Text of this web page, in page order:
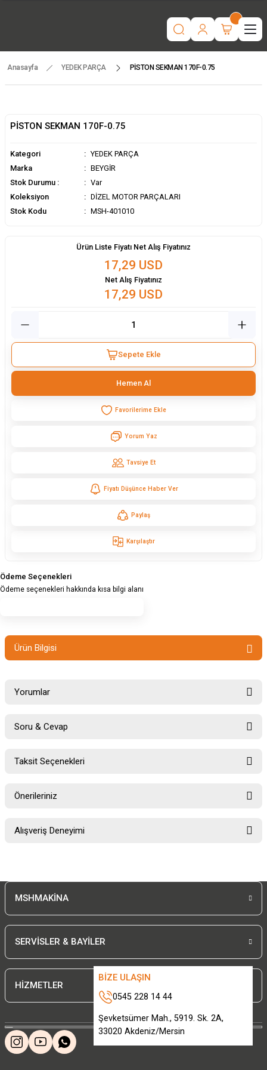
geneli hızlı teslimat.”
İşcinin nefesi , Makinanın Kuvveti ! MSH MAKİNA
Beygir 3+1 Çapa Makinası ile artık yorulmak yok !
Tüm yedek parçalarda ithalat fiyatları, fırsatlardan yararlanmak için
temsilcinizle iletişime geçin!
Anasayfa YEDEK PARÇA PİSTON SEKMAN 170F-0.75
PİSTON SEKMAN 170F-0.75
Kategori
YEDEK PARÇA
Marka
BEYGİR
Stok Durumu :
Var
Koleksiyon
DİZEL MOTOR PARÇALARI
Stok Kodu
MSH-401010
Ürün Liste Fiyatı Net Alış Fiyatınız
17,29 USD
Net Alış Fiyatınız
17,29 USD
Sepete Ekle
Hemen Al
Yorum Yaz
Tavsiye Et
Fiyatı Düşünce Haber Ver
Paylaş
Karşılaştır
Ödeme Seçenekleri
Ödeme seçenekleri hakkında kısa bilgi alanı
Ürün Bilgisi
Yorumlar
Soru & Cevap
Taksit Seçenekleri
Önerileriniz
yetersiz gördüğünüz noktaları öneri formunu kullanarak tarafımıza
Ürün fiyatı diğer sitelerden daha pahalı.
Gönder
Alışveriş Deneyimi
Deneyimini Paylaş
MSHMAKİNA
SERVİSLER & BAYİLER
HİZMETLER
BİZE ULAŞIN
0545 228 14 44
Şevketsümer Mah., 5919. Sk. 2A,
33020 Akdeniz/Mersin